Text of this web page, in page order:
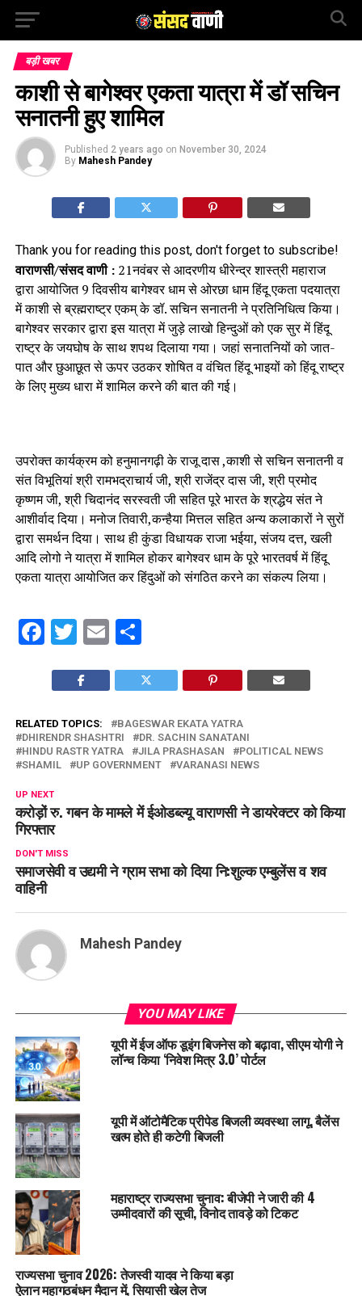
बड़ी खबर
काशी से बागेश्वर एकता यात्रा में डॉ सचिन
सनातनी हुए शामिल
Published 2 years ago on November 30, 2024
By Mahesh Pandey
Thank you for reading this post, don't forget to subscribe!
वाराणसी/संसद वाणी : 21नवंबर से आदरणीय धीरेन्द्र शास्त्री महाराज
द्वारा आयोजित 9 दिवसीय बागेश्वर धाम से ओरछा धाम हिंदू एकता पदयात्रा
में काशी से ब्रह्मराष्ट्र एकम् के डॉ. सचिन सनातनी ने प्रतिनिधित्व किया।
बागेश्वर सरकार द्वारा इस यात्रा में जुड़े लाखो हिन्दुओं को एक सुर में हिंदू
राष्ट्र के जयघोष के साथ शपथ दिलाया गया। जहां सनातनियों को जात-
पात और छुआछूत से ऊपर उठकर शोषित व वंचित हिंदू भाइयों को हिंदू राष्ट्र
के लिए मुख्य धारा में शामिल करने की बात की गई।
उपरोक्त कार्यक्रम को हनुमानगढ़ी के राजू दास ,काशी से सचिन सनातनी व
संत विभूतियां श्री रामभद्राचार्य जी, श्री राजेंद्र दास जी, श्री प्रमोद
कृष्णम जी, श्री चिदानंद सरस्वती जी सहित पूरे भारत के श्रद्धेय संत ने
आशीर्वाद दिया। मनोज तिवारी,कन्हैया मित्तल सहित अन्य कलाकारों ने सुरों
द्वारा समर्थन दिया। साथ ही कुंडा विधायक राजा भईया, संजय दत्त, खली
आदि लोगो ने यात्रा में शामिल होकर बागेश्वर धाम के पूरे भारतवर्ष में हिंदू
एकता यात्रा आयोजित कर हिंदुओं को संगठित करने का संकल्प लिया।
Facebook
Twitter
EmailShare
RELATED TOPICS:
BAGESWAR EKATA YATRA
DHIRENDR SHASHTRI
DR. SACHIN SANATANI
HINDU RASTR YATRA
JILA PRASHASAN
POLITICAL NEWS
SHAMIL
UP GOVERNMENT VARANASI NEWS
UP NEXT
करोड़ों रु. गबन के मामले में ईओडब्ल्यू वाराणसी ने डायरेक्टर को किया
गिरफ्तार
DON'T MISS
समाजसेवी व उद्यमी ने ग्राम सभा को दिया नि:शुल्क एम्बुलेंस व शव
वाहिनी
Mahesh Pandey
YOU MAY LIKE
यूपी में ईज ऑफ डूइंग बिजनेस को बढ़ावा, सीएम योगी ने
लॉन्च किया ‘निवेश मित्र 3.0’ पोर्टल
यूपी में ऑटोमैटिक प्रीपेड बिजली व्यवस्था लागू, बैलेंस
खत्म होते ही कटेगी बिजली
महाराष्ट्र राज्यसभा चुनाव: बीजेपी ने जारी की 4
उम्मीदवारों की सूची, विनोद तावड़े को टिकट
राज्यसभा चुनाव 2026: तेजस्वी यादव ने किया बड़ा
ऐलान महागठबंधन मैदान में, सियासी खेल तेज